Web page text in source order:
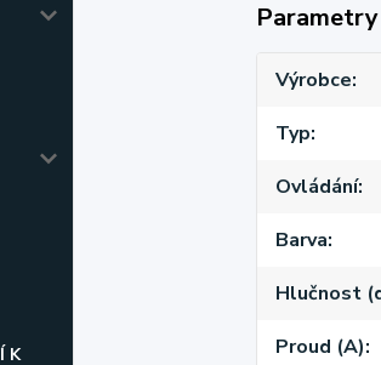
K
Parametry
Výrobce
Typ
Ovládání
Barva
Hlučnost
Proud (A)